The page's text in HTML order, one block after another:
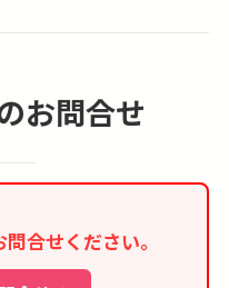
合、1人部屋追加代
のお部屋になる場合
限定商品のため、紙
お問合せ
合せください。